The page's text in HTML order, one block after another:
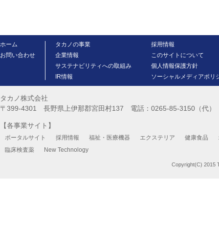
ホーム
お問い合わせ
タカノの事業
企業情報
サステナビリティへの取組み
IR情報
採用情報
このサイトについて
個人情報保護方針
ソーシャルメディアポリ
タカノ株式会社
〒399-4301 長野県上伊那郡宮田村137 電話：0265-85-3150（代
【各事業サイト】
ポータルサイト 採用情報 福祉・医療機器 エクステリア 健康食品
臨床検査薬
New Technology
Copyright(C) 2015